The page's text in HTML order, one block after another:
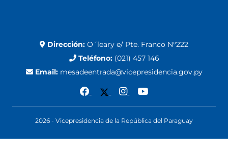
Dirección: O´leary e/ Pte. Franco N°222
Teléfono:(021) 457 146
Email:mesadeentrada@vicepresidencia.gov.py
2026 - Vicepresidencia de la República del Paraguay